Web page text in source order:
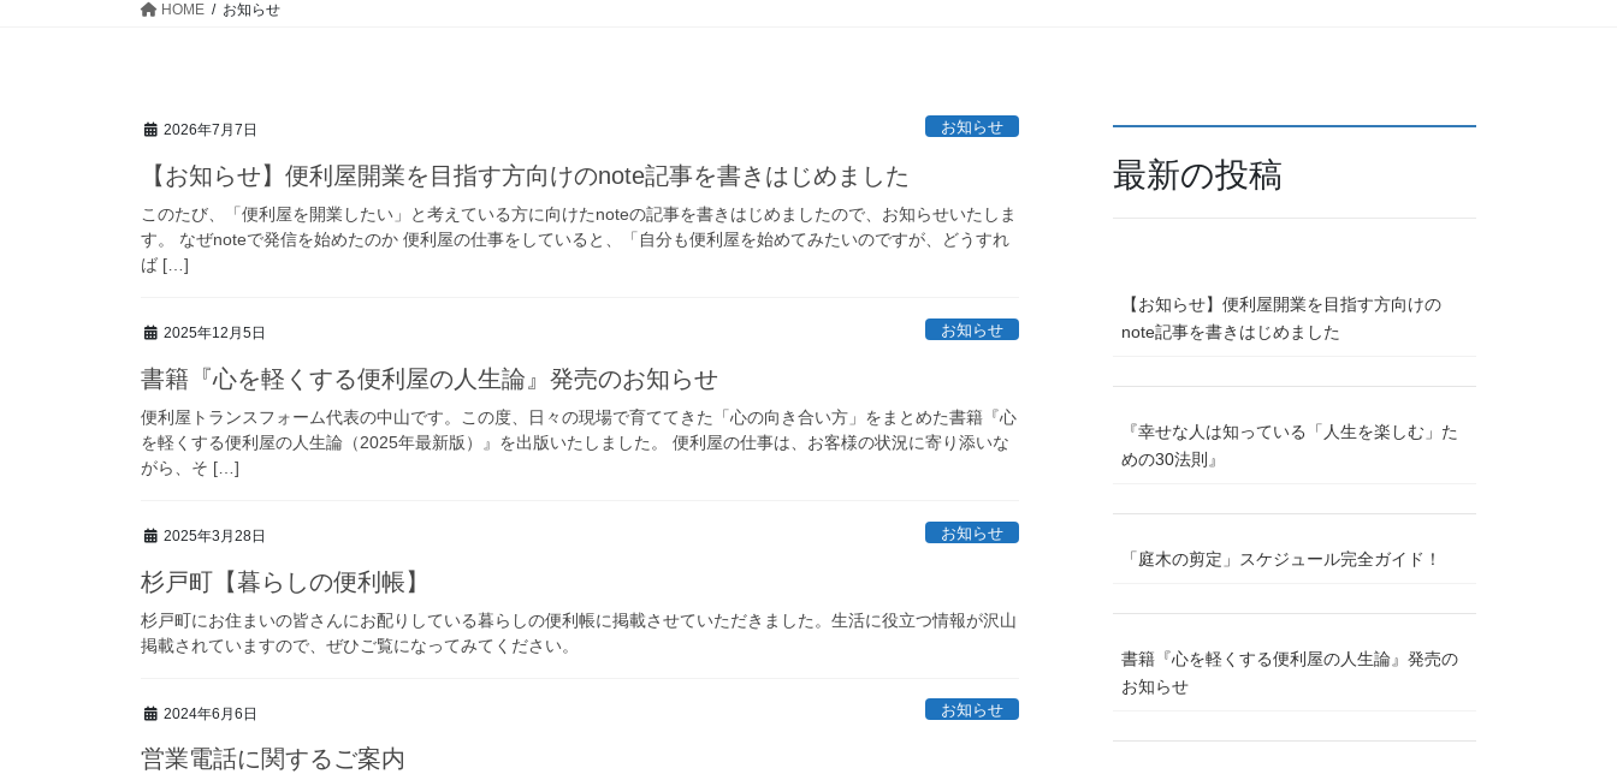
HOME お知らせ
2026年7月7日 お知らせ
【お知らせ】便利屋開業を目指す方向けのnote記事を書きはじめました
このたび、「便利屋を開業したい」と考えている方に向けたnoteの記事を書きはじめましたので、お知らせいたしま
す。 なぜnoteで発信を始めたのか 便利屋の仕事をしていると、「自分も便利屋を始めてみたいのですが、どうすれ
ば […]
2025年12月5日 お知らせ
書籍『心を軽くする便利屋の人生論』発売のお知らせ
便利屋トランスフォーム代表の中山です。この度、日々の現場で育ててきた「心の向き合い方」をまとめた書籍『心
を軽くする便利屋の人生論（2025年最新版）』を出版いたしました。 便利屋の仕事は、お客様の状況に寄り添いな
がら、そ […]
2025年3月28日 お知らせ
杉戸町【暮らしの便利帳】
杉戸町にお住まいの皆さんにお配りしている暮らしの便利帳に掲載させていただきました。生活に役立つ情報が沢山
掲載されていますので、ぜひご覧になってみてください。
2024年6月6日 お知らせ
営業電話に関するご案内
最新の投稿
【お知らせ】便利屋開業を目指す方向けの
note記事を書きはじめました
『幸せな人は知っている「人生を楽しむ」た
めの30法則』
「庭木の剪定」スケジュール完全ガイド！
書籍『心を軽くする便利屋の人生論』発売の
お知らせ